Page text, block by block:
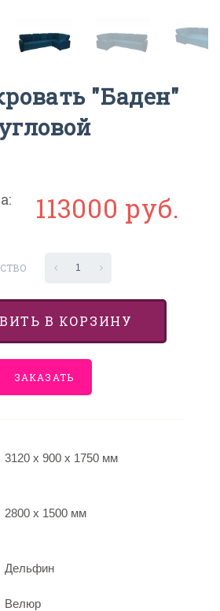
"Баден"
113000 руб.
1
В КОРЗИНУ
ЗАКАЗАТЬ
3120 х 900 х 1750 мм
2800 х 1500 мм
Дельфин
Велюр